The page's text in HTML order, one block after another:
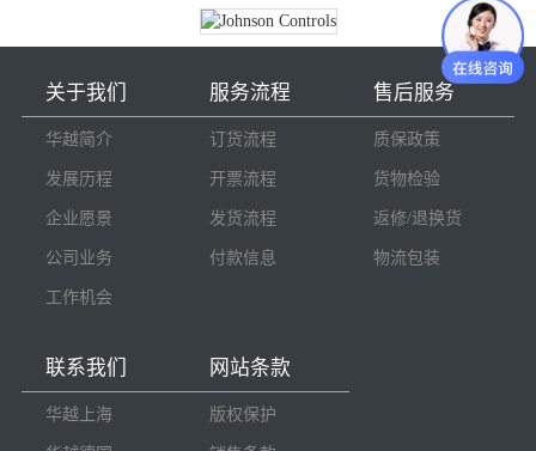
关于我们
华越简介
发展历程
企业愿景
公司业务
工作机会
服务流程
订货流程
开票流程
发货流程
付款信息
售后服务
质保政策
货物检验
返修/退换货
物流包装
联系我们
华越上海
网站条款
版权保护